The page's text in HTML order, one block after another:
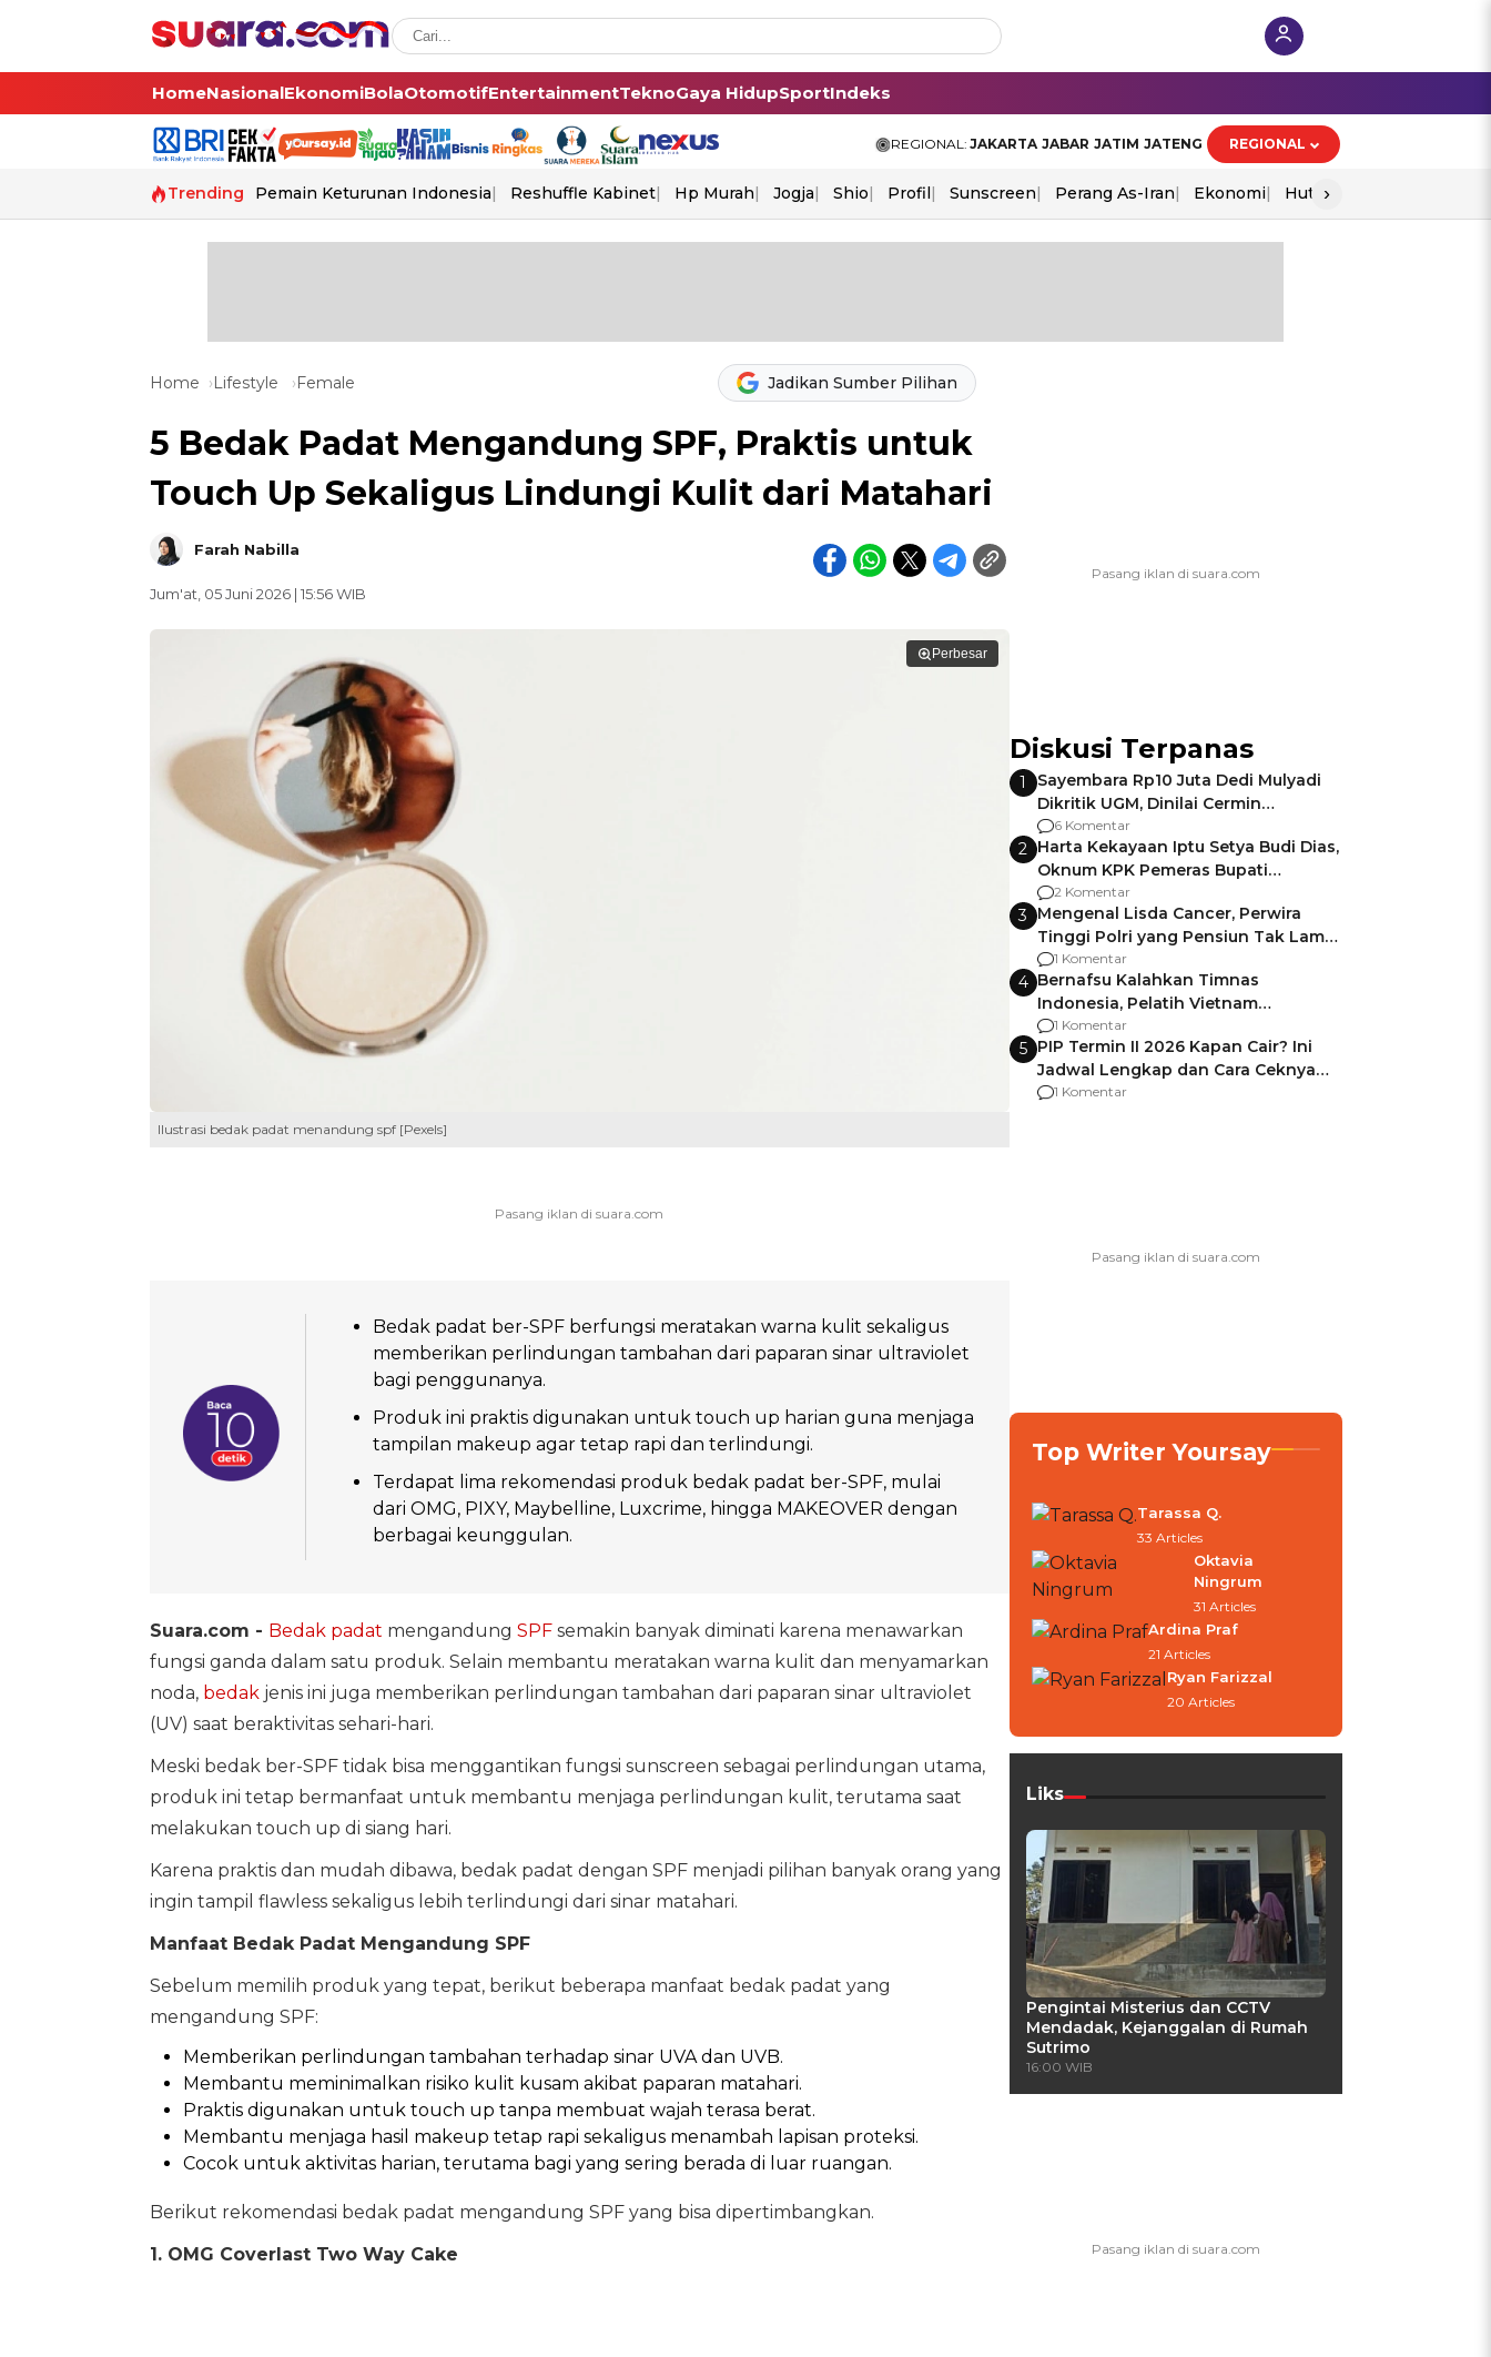
HomeNasionalEkonomiBolaOtomotifEntertainmentTeknoGaya HidupSportIndeks
REGIONAL: JAKARTA JABAR JATIM JATENG REGIONAL
Trending Pemain Keturunan Indonesia Reshuffle Kabinet Hp Murah Jogja Shio Profil Sunscreen Perang As-Iran Ekonomi Hut Ri
›
Home Lifestyle Female Jadikan Sumber Pilihan
5 Bedak Padat Mengandung SPF, Praktis untuk
Touch Up Sekaligus Lindungi Kulit dari Matahari
Farah Nabilla
Jum'at, 05 Juni 2026 | 15:56 WIB
Perbesar
Ilustrasi bedak padat menandung spf [Pexels]
Bedak padat ber-SPF berfungsi meratakan warna kulit sekaligus
memberikan perlindungan tambahan dari paparan sinar ultraviolet
bagi penggunanya.
Produk ini praktis digunakan untuk touch up harian guna menjaga
tampilan makeup agar tetap rapi dan terlindungi.
Terdapat lima rekomendasi produk bedak padat ber-SPF, mulai
dari OMG, PIXY, Maybelline, Luxcrime, hingga MAKEOVER dengan
berbagai keunggulan.
Suara.com - Bedak padat mengandung SPFsemakin banyak diminati karena menawarkan
fungsi ganda dalam satu produk. Selain membantu meratakan warna kulit dan menyamarkan
noda, bedak jenis ini juga memberikan perlindungan tambahan dari paparan sinar ultraviolet
(UV) saat beraktivitas sehari-hari.
Meski bedak ber-SPF tidak bisa menggantikan fungsi sunscreen sebagai perlindungan utama,
produk ini tetap bermanfaat untuk membantu menjaga perlindungan kulit, terutama saat
melakukan touch up di siang hari.
Karena praktis dan mudah dibawa, bedak padat dengan SPF menjadi pilihan banyak orang yang
ingin tampil flawless sekaligus lebih terlindungi dari sinar matahari.
Manfaat Bedak Padat Mengandung SPF
Sebelum memilih produk yang tepat, berikut beberapa manfaat bedak padat yang
mengandung SPF:
Memberikan perlindungan tambahan terhadap sinar UVA dan UVB.
Membantu meminimalkan risiko kulit kusam akibat paparan matahari.
Praktis digunakan untuk touch up tanpa membuat wajah terasa berat.
Membantu menjaga hasil makeup tetap rapi sekaligus menambah lapisan proteksi.
Cocok untuk aktivitas harian, terutama bagi yang sering berada di luar ruangan.
Berikut rekomendasi bedak padat mengandung SPF yang bisa dipertimbangkan.
1. OMG Coverlast Two Way Cake
Diskusi Terpanas
1
Sayembara Rp10 Juta Dedi Mulyadi
Dikritik UGM, Dinilai Cermin
Gagalnya Negara Jamin Keamanan
6 Komentar
2 Harta Kekayaan Iptu Setya Budi Dias,
Oknum KPK Pemeras Bupati
Pemalang
2 Komentar
3 Mengenal Lisda Cancer, Perwira
Tinggi Polri yang Pensiun Tak Lama
Usai Jadi Brigjen
1 Komentar
4 Bernafsu Kalahkan Timnas
Indonesia, Pelatih Vietnam
Berencana Pakai Jimat di Pakansari
1 Komentar
5 PIP Termin II 2026 Kapan Cair? Ini
Jadwal Lengkap dan Cara Ceknya
agar Dana Tidak Hangus!
1 Komentar
Top Writer Yoursay
Tarassa Q.
33 Articles
Oktavia
Ningrum
31 Articles
Ardina Praf
21 Articles
Ryan Farizzal
20 Articles
Liks
Pengintai Misterius dan CCTV
Mendadak, Kejanggalan di Rumah
Sutrimo
16:00 WIB